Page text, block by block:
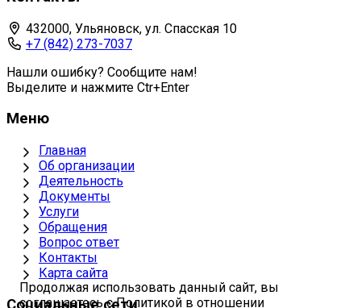
432000, Ульяновск, ул. Спасская 10
+7 (842) 273-7037
Нашли ошибку? Сообщите нам!
Выделите и нажмите Ctr+Enter
Меню
Главная
Об организации
Деятельность
Документы
Услуги
Обращения
Вопрос ответ
Контакты
Карта сайта
Продолжая использовать данный сайт, вы
соглашаетесь с Политикой в отношении